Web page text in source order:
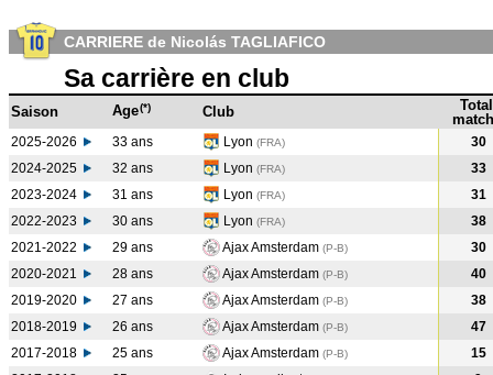
CARRIERE de Nicolás TAGLIAFICO
Sa carrière en club
Saison Age(*) Club
Total
2025-2026 33 ans Lyon (FRA)
30
2024-2025
32 ans Lyon (FRA)
33
2023-2024
31 ans Lyon (FRA)
31
2022-2023
30 ans Lyon (FRA)
38
2021-2022
29 ans Ajax Amsterdam (P-B)
30
2020-2021
28 ans Ajax Amsterdam (P-B)
40
2019-2020
27 ans Ajax Amsterdam (P-B)
38
2018-2019
26 ans Ajax Amsterdam (P-B)
47
2017-2018
25 ans Ajax Amsterdam (P-B)
15